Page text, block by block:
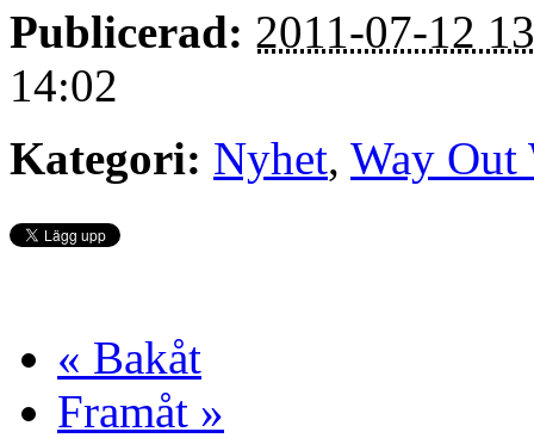
Publicerad: 2011-07-12
14:02
Kategori: Nyhet, Way Out
« Bakåt
Framåt »